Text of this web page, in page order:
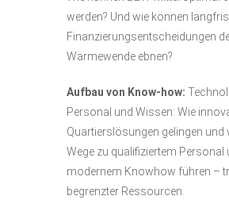
werden? Und wie können
Finanzierungsentscheidungen
Wärmewende ebnen?
Aufbau von Know-how:
Personal und Wissen: Wie
Quartierslösungen gelingen und
Wege zu qualifiziertem Personal
modernem Knowhow führen –
begrenzter Ressourcen.